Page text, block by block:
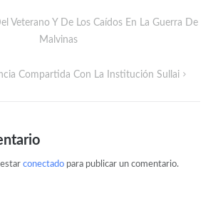
Veterano Y De Los Caídos En La Guerra De
Malvinas
Compartida Con La Institución Sullai
conectadopara publicar un comentario.